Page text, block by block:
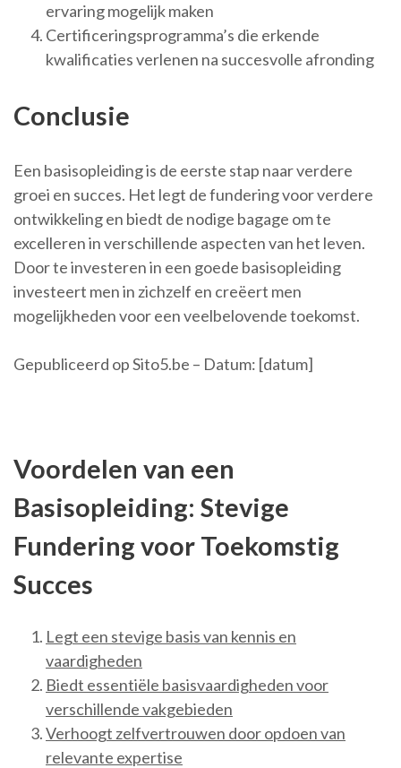
ervaring mogelijk maken
Certificeringsprogramma’s die erkende
kwalificaties verlenen na succesvolle afronding
Conclusie
Een basisopleiding is de eerste stap naar verdere
groei en succes. Het legt de fundering voor verdere
ontwikkeling en biedt de nodige bagage om te
excelleren in verschillende aspecten van het leven.
Door te investeren in een goede basisopleiding
investeert men in zichzelf en creëert men
mogelijkheden voor een veelbelovende toekomst.
Gepubliceerd op Sito5.be – Datum: [datum]
Voordelen van een
Basisopleiding: Stevige
Fundering voor Toekomstig
Succes
Legt een stevige basis van kennis en
vaardigheden
Biedt essentiële basisvaardigheden voor
verschillende vakgebieden
Verhoogt zelfvertrouwen door opdoen van
relevante expertise